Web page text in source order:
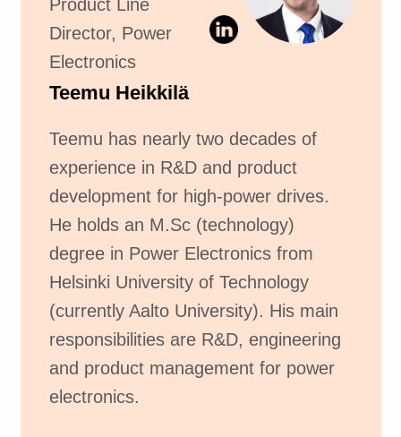
Product Line
Director, Power
Electronics
Teemu Heikkilä
Teemu has nearly two decades of
experience in R&D and product
development for high-power drives.
He holds an M.Sc (technology)
degree in Power Electronics from
Helsinki University of Technology
(currently Aalto University). His main
responsibilities are R&D, engineering
and product management for power
electronics.